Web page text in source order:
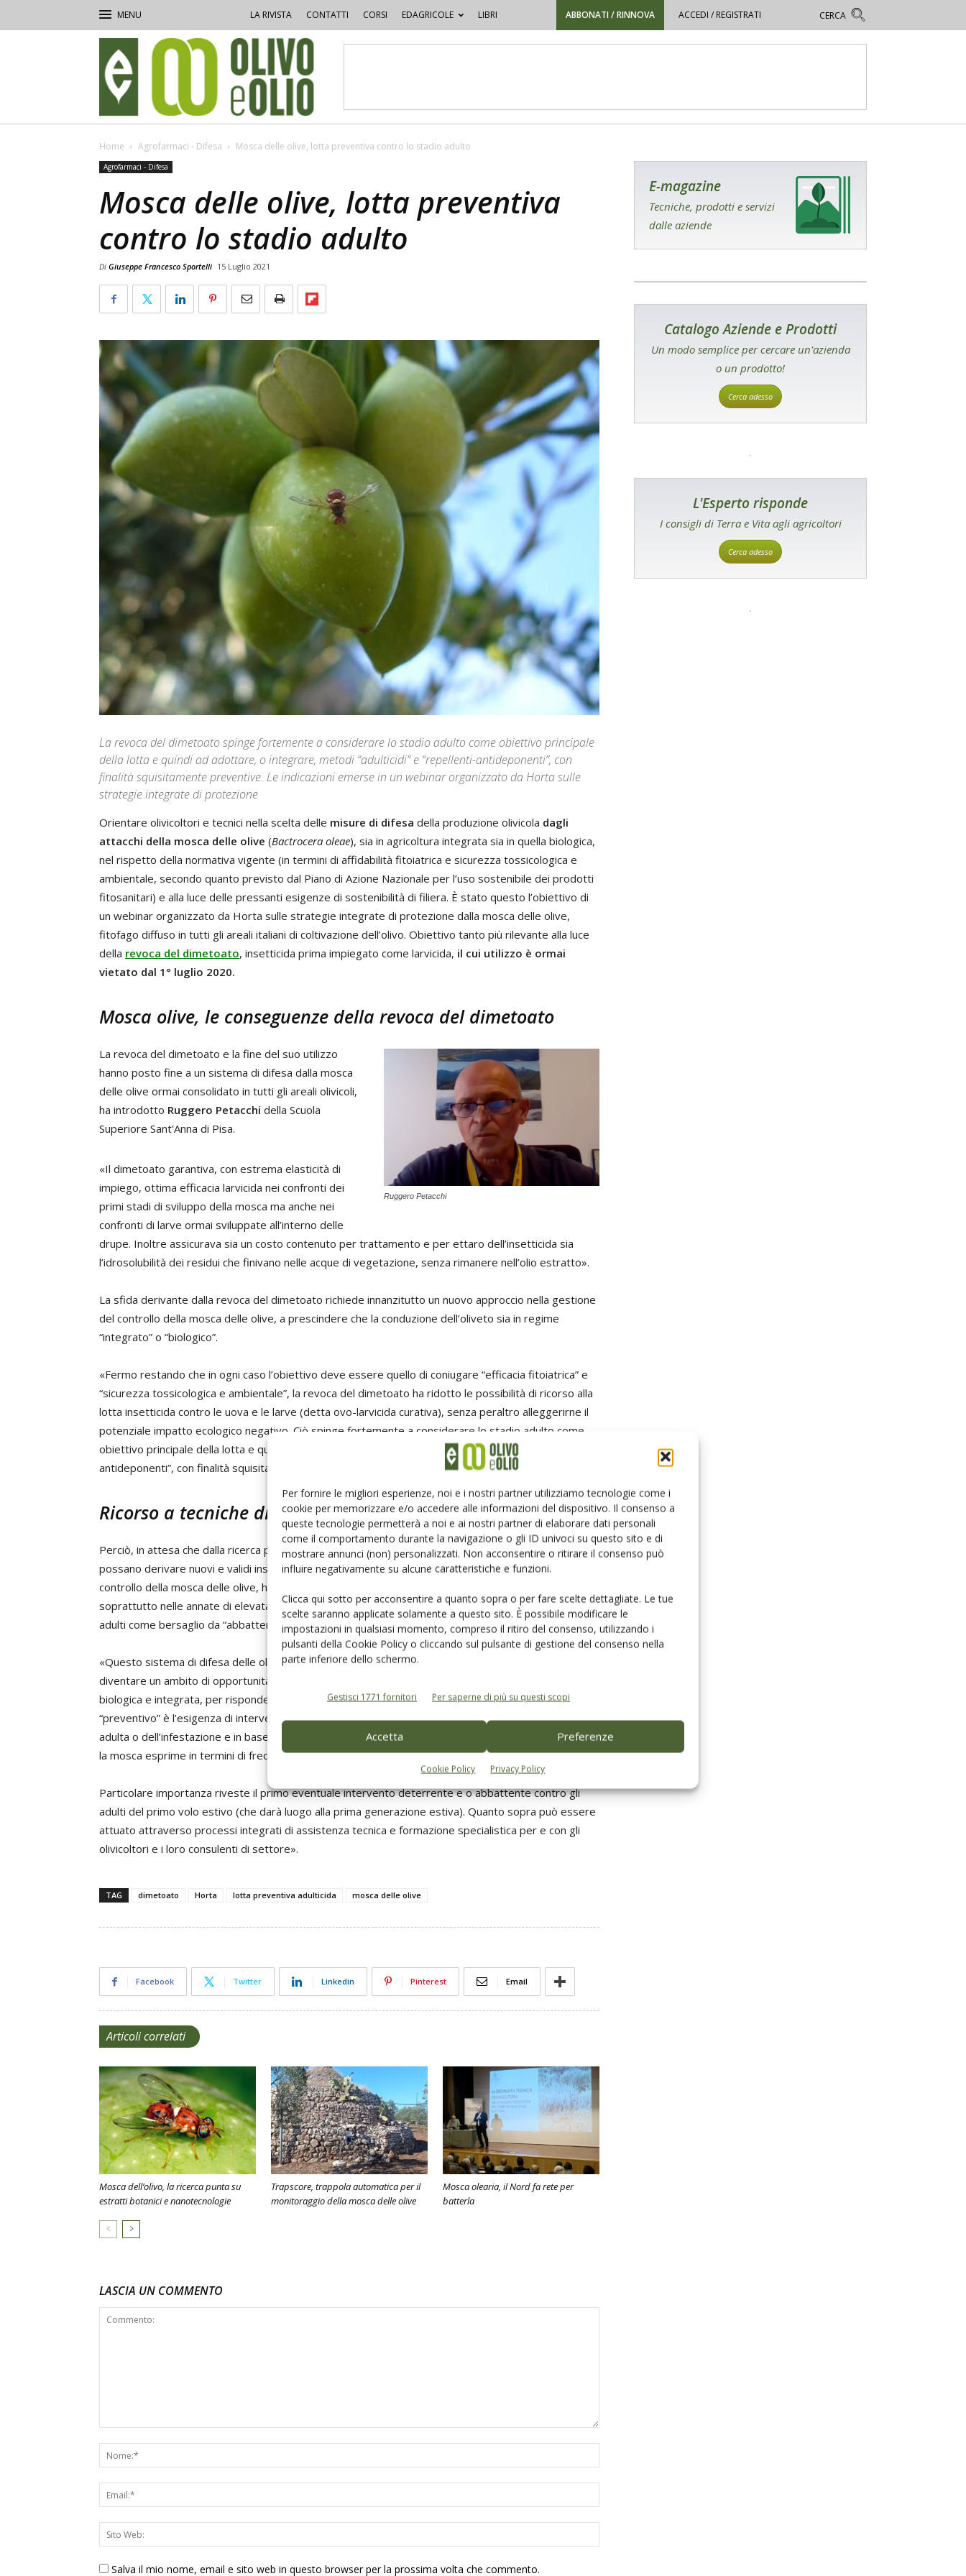
Per fornire le migliori esperienze, noi e i nostri partner utilizziamo tecnologie come i
cookie per memorizzare e/o accedere alle informazioni del dispositivo. Il consenso a
queste tecnologie permetterà a noi e ai nostri partner di elaborare dati personali
come il comportamento durante la navigazione o gli ID univoci su questo sito e di
mostrare annunci (non) personalizzati. Non acconsentire o ritirare il consenso può
influire negativamente su alcune caratteristiche e funzioni.
Clicca qui sotto per acconsentire a quanto sopra o per fare scelte dettagliate. Le tue
scelte saranno applicate solamente a questo sito. È possibile modificare le
impostazioni in qualsiasi momento, compreso il ritiro del consenso, utilizzando i
pulsanti della Cookie Policy o cliccando sul pulsante di gestione del consenso nella
parte inferiore dello schermo.
Gestisci 1771 fornitori Per saperne di più su questi scopi
Accetta Preferenze
Cookie Policy Privacy Policy
LA RIVISTA CONTATTI CORSI EDAGRICOLE LIBRI ABBONATI / RINNOVA ACCEDI / REGISTRATI
e
Olio
Home Agrofarmaci - Difesa Mosca delle olive, lotta preventiva contro lo stadio adulto
Agrofarmaci - Difesa
Mosca delle olive, lotta preventiva
contro lo stadio adulto
Di Giuseppe Francesco Sportelli 15 Luglio 2021
La revoca del dimetoato spinge fortemente a considerare lo stadio adulto come obiettivo principale
della lotta e quindi ad adottare, o integrare, metodi “adulticidi” e “repellenti-antideponenti”, con
finalità squisitamente preventive. Le indicazioni emerse in un webinar organizzato da Horta sulle
strategie integrate di protezione
Orientare olivicoltori e tecnici nella scelta delle misure di difesa della produzione olivicola dagli
attacchi della mosca delle olive (Bactrocera oleae), sia in agricoltura integrata sia in quella biologica,
nel rispetto della normativa vigente (in termini di affidabilità fitoiatrica e sicurezza tossicologica e
ambientale, secondo quanto previsto dal Piano di Azione Nazionale per l’uso sostenibile dei prodotti
fitosanitari) e alla luce delle pressanti esigenze di sostenibilità di filiera. È stato questo l’obiettivo di
un webinar organizzato da Horta sulle strategie integrate di protezione dalla mosca delle olive,
fitofago diffuso in tutti gli areali italiani di coltivazione dell’olivo. Obiettivo tanto più rilevante alla luce
della revoca del dimetoato, insetticida prima impiegato come larvicida, il cui utilizzo è ormai
vietato dal 1° luglio 2020.
Mosca olive, le conseguenze della revoca del dimetoato
Ruggero Petacchi
La revoca del dimetoato e la fine del suo utilizzo
hanno posto fine a un sistema di difesa dalla mosca
delle olive ormai consolidato in tutti gli areali olivicoli,
ha introdotto Ruggero Petacchi della Scuola
Superiore Sant’Anna di Pisa.
«Il dimetoato garantiva, con estrema elasticità di
impiego, ottima efficacia larvicida nei confronti dei
primi stadi di sviluppo della mosca ma anche nei
confronti di larve ormai sviluppate all’interno delle
drupe. Inoltre assicurava sia un costo contenuto per trattamento e per ettaro dell’insetticida sia
l’idrosolubilità dei residui che finivano nelle acque di vegetazione, senza rimanere nell’olio estratto».
La sfida derivante dalla revoca del dimetoato richiede innanzitutto un nuovo approccio nella gestione
del controllo della mosca delle olive, a prescindere che la conduzione dell’oliveto sia in regime
“integrato” o “biologico”.
«Fermo restando che in ogni caso l’obiettivo deve essere quello di coniugare “efficacia fitoiatrica” e
“sicurezza tossicologica e ambientale”, la revoca del dimetoato ha ridotto le possibilità di ricorso alla
lotta insetticida contro le uova e le larve (detta ovo-larvicida curativa), senza peraltro alleggerirne il
potenziale impatto ecologico negativo. Ciò spinge fortemente a considerare lo stadio adulto come
obiettivo principale della lotta e quindi ad adottare, o integrare, metodi “adulticidi” e “repellenti-
antideponenti”, con finalità squisitamente preventive».
Ricorso a tecniche di lotta preventiva contro adulti
Perciò, in attesa che dalla ricerca pubblica e/o privata, e a seguire dall’industria fitofarmaceutica,
possano derivare nuovi e validi insetticidi per la lotta “ovo-larvicida curativa”, le prospettive attuali nel
controllo della mosca delle olive, ha sottolineato Petacchi, consistono nella raccolta anticipata,
soprattutto nelle annate di elevata infestazione, e nell’utilizzo di tecniche di tipo preventivo aventi gli
adulti come bersaglio da “abbattere” o da “respingere”.
«Questo sistema di difesa delle olive, che in “biologico” non ha al momento alternative, può e deve
diventare un ambito di opportunità per una produzione olivicola in linea con i principi della difesa
biologica e integrata, per rispondere adeguatamente a criteri di sostenibilità. Intrinseca al concetto di
“preventivo” è l’esigenza di intervenire precocemente, attraverso il monitoraggio della popolazione
adulta o dell’infestazione e in base alla diretta conoscenza del territorio e della dannosità che in esso
la mosca esprime in termini di frequenza e intensità degli attacchi.
Particolare importanza riveste il primo eventuale intervento deterrente e o abbattente contro gli
adulti del primo volo estivo (che darà luogo alla prima generazione estiva). Quanto sopra può essere
attuato attraverso processi integrati di assistenza tecnica e formazione specialistica per e con gli
olivicoltori e i loro consulenti di settore».
TAG dimetoato Horta lotta preventiva adulticida mosca delle olive
Facebook Twitter Linkedin Pinterest Email
Articoli correlati
Mosca dell’olivo, la ricerca punta su
estratti botanici e nanotecnologie
Trapscore, trappola automatica per il
monitoraggio della mosca delle olive
Mosca olearia, il Nord fa rete per
batterla
LASCIA UN COMMENTO
Salva il mio nome, email e sito web in questo browser per la prossima volta che commento.
E-magazine
Tecniche, prodotti e servizi
dalle aziende
Catalogo Aziende e Prodotti
Un modo semplice per cercare un'azienda
o un prodotto!
Cerca adesso
L'Esperto risponde
I consigli di Terra e Vita agli agricoltori
Cerca adesso